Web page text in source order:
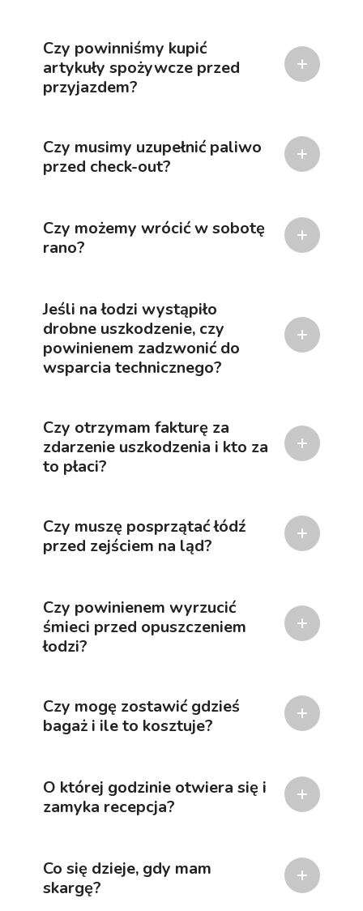
Czy powinniśmy kupić
artykuły spożywcze przed
przyjazdem?
Czy musimy uzupełnić paliwo
przed check-out?
Czy możemy wrócić w sobotę
rano?
Jeśli na łodzi wystąpiło
drobne uszkodzenie, czy
powinienem zadzwonić do
wsparcia technicznego?
Czy otrzymam fakturę za
zdarzenie uszkodzenia i kto za
to płaci?
Czy muszę posprzątać łódź
przed zejściem na ląd?
Czy powinienem wyrzucić
śmieci przed opuszczeniem
łodzi?
Czy mogę zostawić gdzieś
bagaż i ile to kosztuje?
O której godzinie otwiera się i
zamyka recepcja?
Co się dzieje, gdy mam
skargę?